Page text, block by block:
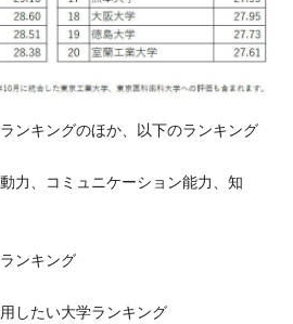
ンキングのほか、以下のランキング
力、コミュニケーション能力、知
ンキング
したい大学ランキング